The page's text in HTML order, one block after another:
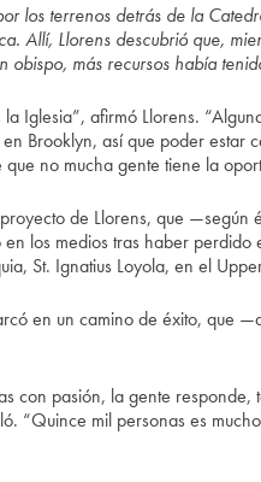
los terrenos detrás de la
Allí, Llorens descubrió que,
obispo, más recursos había
Iglesia”, afirmó Llorens.
Brooklyn, así que poder estar
no mucha gente tiene la
de Llorens, que —según
los medios tras haber perdido
St. Ignatius Loyola, en el
en un camino de éxito, que
con pasión, la gente responde,
“Quince mil personas es